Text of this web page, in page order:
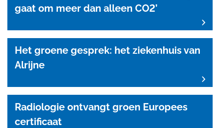
gaat om meer dan alleen CO2’
Het groene gesprek: het ziekenhuis van
Alrijne
Radiologie ontvangt groen Europees
certificaat